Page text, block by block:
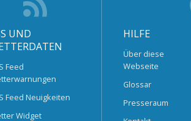
UND
Feed
Feed Neuigkeiten
Widget
HILFE
Über diese
Webseite
Glossar
Presseraum